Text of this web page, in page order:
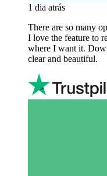
1 dia atrás
There are so many
I love the feature to
where I want it.
clear and beautiful.